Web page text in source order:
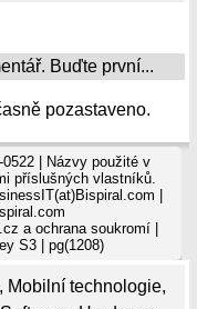
, Mobilní technologie,
Buďte první...
pozastaveno.
| Názvy použité v
příslušných vlastníků.
|
a ochrana soukromí|
S3 | pg(1208)